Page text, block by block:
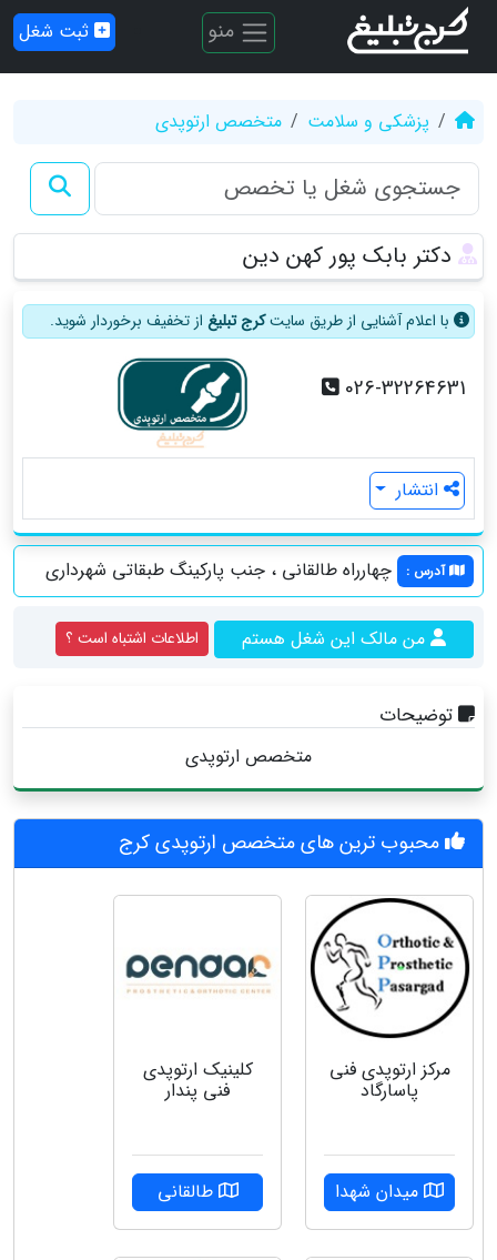
منو ثبت شغل
پزشکی و سلامت متخصص ارتوپدی
دکتر بابک پور کهن دین
با اعلام آشنایی از طریق سایتکرج تبلیغ از تخفیف برخوردار شوید.
026-32264631
انتشار
آدرس : چهارراه طالقانی ، جنب پارکینگ طبقاتی شهرداری
من مالک این شغل هستم اطلاعات اشتباه است ؟
توضیحات
متخصص ارتوپدی
محبوب ترین های متخصص ارتوپدی کرج
مرکز ارتوپدی فنی
پاسارگاد
میدان شهدا
کلینیک ارتوپدی
فنی پندار
طالقانی